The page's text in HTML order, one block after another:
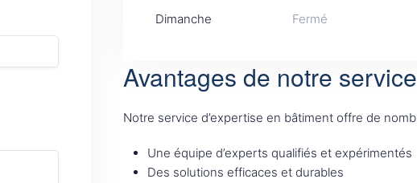
Dimanche
Fermé
Avantages de notre
Notre service d’expertise en bâtiment offre de
Une équipe d’experts qualifiés et expérimentés
Des solutions efficaces et durables